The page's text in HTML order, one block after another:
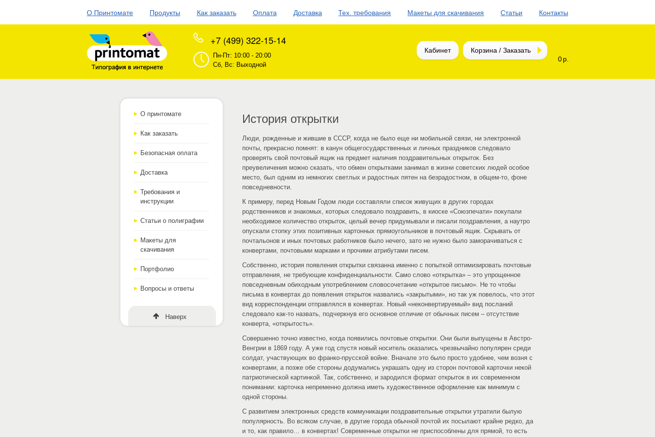
О Принтомате Продукты Как заказать Оплата Доставка Тех. требования Макеты для скачивания Статьи Контакты
+7 (499) 322-15-14
Пн-Пт: 10:00 - 20:00
Сб, Вс: Выходной
0 р.
Кабинет Корзина / Заказать
О принтомате
Как заказать
Безопасная оплата
Доставка
Требования и
инструкции
Статьи о полиграфии
Макеты для
скачивания
Портфолио
Вопросы и ответы
Наверх
История открытки
Люди, рожденные и жившие в СССР, когда не было еще ни мобильной связи, ни электронной
почты, прекрасно помнят: в канун общегосударственных и личных праздников следовало
проверять свой почтовый ящик на предмет наличия поздравительных открыток. Без
преувеличения можно сказать, что обмен открытками занимал в жизни советских людей особое
место, был одним из немногих светлых и радостных пятен на безрадостном, в общем-то, фоне
повседневности.
К примеру, перед Новым Годом люди составляли список живущих в других городах
родственников и знакомых, которых следовало поздравить, в киоске «Союзпечати» покупали
необходимое количество открыток, целый вечер придумывали и писали поздравления, а наутро
опускали стопку этих позитивных картонных прямоугольников в почтовый ящик. Скрывать от
почтальонов и иных почтовых работников было нечего, зато не нужно было заморачиваться с
конвертами, почтовыми марками и прочими атрибутами писем.
Собственно, история появления открытки связанна именно с попыткой оптимизировать почтовые
отправления, не требующие конфиденциальности. Само слово «открытка» – это упрощенное
повседневным обиходным употреблением словосочетание «открытое письмо». Не то чтобы
письма в конвертах до появления открыток назвались «закрытыми», но так уж повелось, что этот
вид корреспонденции отправлялся в конвертах. Новый «неконвертируемый» вид посланий
следовало как-то назвать, подчеркнув его основное отличие от обычных писем – отсутствие
конверта, «открытость».
Совершенно точно известно, когда появились почтовые открытки. Они были выпущены в Австро-
Венгрии в 1869 году. А уже год спустя новый носитель оказались чрезвычайно популярен среди
солдат, участвующих во франко-прусской войне. Вначале это было просто удобнее, чем возня с
конвертами, а позже обе стороны додумались украшать одну из сторон почтовой карточки некой
патриотической картинкой. Так, собственно, и зародился формат открыток в их современном
понимании: карточка непременно должна иметь художественное оформление как минимум с
одной стороны.
С развитием электронных средств коммуникации поздравительные открытки утратили былую
популярность. Во всяком случае, в другие города обычной почтой их посылают крайне редко, да
и то, как правило… в конвертах! Современные открытки не приспособлены для прямой, то есть